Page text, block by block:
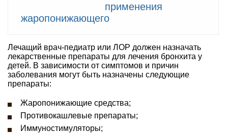
применения
жаропонижающего
Лечащий врач-педиатр или ЛОР должен назначать
лекарственные препараты для лечения бронхита у
детей. В зависимости от симптомов и причин
заболевания могут быть назначены следующие
препараты:
Жаропонижающие средства;
Противокашлевые препараты;
Иммуностимуляторы;